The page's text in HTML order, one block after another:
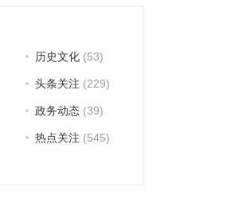
历史文化(53)
头条关注 (229)
政务动态(39)
热点关注 (545)